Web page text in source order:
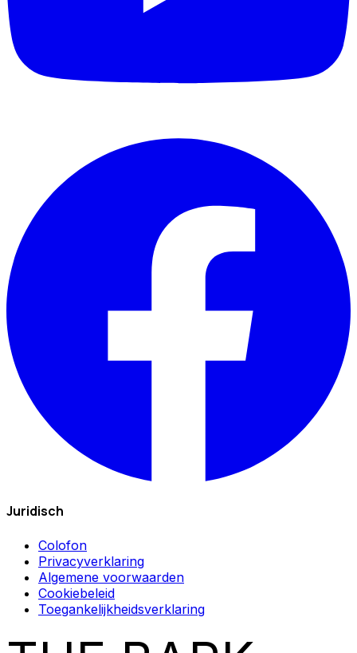
Juridisch
Colofon
Privacyverklaring
Algemene voorwaarden
Cookiebeleid
Toegankelijkheidsverklaring